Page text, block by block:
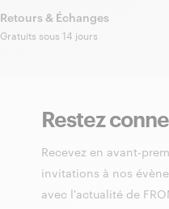
Retours & Échanges
Gratuits sous 14 jours
Restez
Recevez en avant-
invitations à nos
avec l'actualité de